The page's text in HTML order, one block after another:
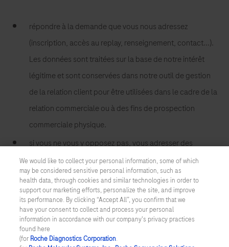
répondre à la demande que vous nous adressez
(inscription, accès au replay, renseignement, contact...).
Les données sont traitées sur la base de notre intérêt
légitime et sont conservées dans notre outil de gestion
de la relation client pour être utilisées dans le cadre de la
relation commerciale ou à des fins de prospection
commerciale physique.
si vous ne vous y opposez pas, vous adresser des
communications marketing ciblées, en lien avec votre
profession, et ce, sur la base de notre intérêt légitime.
Vous pouvez vous opposer à ce traitement à tout
moment, en cliquant sur le lien de désinscription présent
dans les e-mails qui vous sont adressés.
We would like to collect your personal information, some of which
may be considered sensitive personal information, such as
health data, through cookies and similar technologies in order to
support our marketing efforts, personalize the site, and improve
its performance. By clicking “Accept All”, you confirm that we
have your consent to collect and process your personal
information in accordance with our company's privacy practices
found here
(for Roche Diagnostics Corporation.